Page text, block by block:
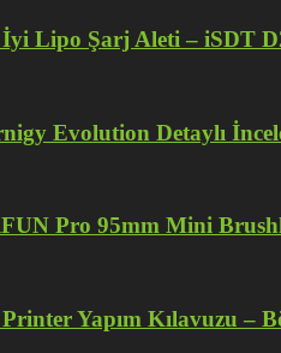
Lipo Şarj Aleti – iSDT
Evolution Detaylı
Pro 95mm Mini
Yapım Kılavuzu –